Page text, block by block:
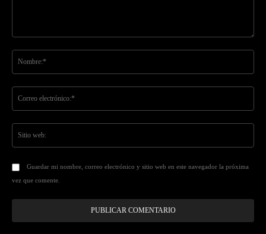
Guardar mi nombre, correo electrónico y sitio web en este navegador la próxima
vez que comente.